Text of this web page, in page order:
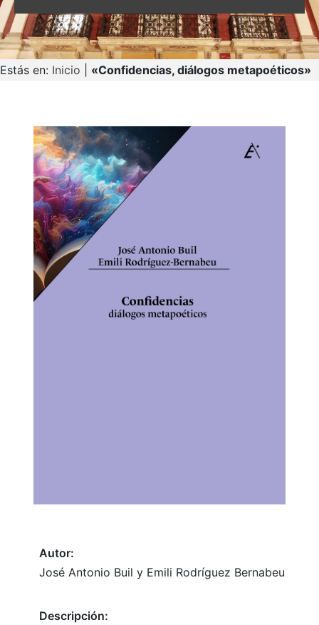
Estás en: Inicio «Confidencias, diálogos metapoéticos»
Autor:
José Antonio Buil y Emili Rodríguez Bernabeu
Descripción: